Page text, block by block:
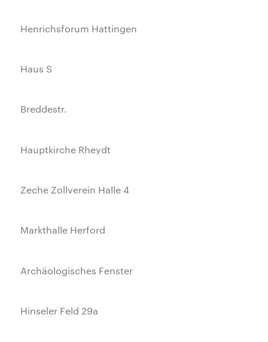
Henrichsforum Hattingen
Haus S
Breddestr.
Hauptkirche Rheydt
Zeche Zollverein Halle 4
Markthalle Herford
Archäologisches Fenster
Hinseler Feld 29a